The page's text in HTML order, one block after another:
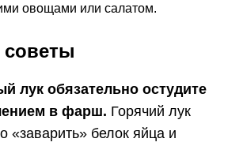
овощами или салатом.
лук обязательно остудите
в фарш. Горячий лук
«заварить» белок яйца и